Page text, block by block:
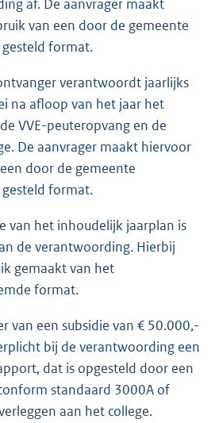
af. De aanvrager maakt
van een door de gemeente
format.
verantwoordt jaarlijks
na afloop van het jaar het
VVE-peuteropvang en de
De aanvrager maakt hiervoor
door de gemeente
format.
van het inhoudelijk jaarplan is
de verantwoording. Hierbij
gemaakt van het
format.
van een subsidie van € 50.000,-
bij de verantwoording een
dat is opgesteld door een
standaard 3000A of
aan het college.